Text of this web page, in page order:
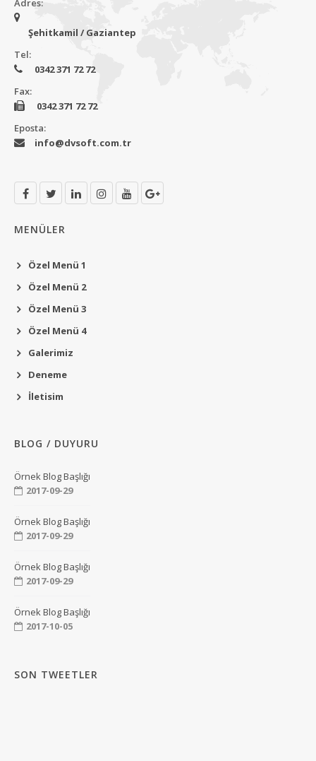
Adres:
Şehitkamil / Gaziantep
Tel:
0342 371 72 72
Fax:
0342 371 72 72
Eposta:
info@dvsoft.com.tr
MENÜLER
Özel Menü 1
Özel Menü 2
Özel Menü 3
Özel Menü 4
Galerimiz
Deneme
İletisim
BLOG / DUYURU
Örnek Blog Başlığı
2017-09-29
Örnek Blog Başlığı
2017-09-29
Örnek Blog Başlığı
2017-09-29
Örnek Blog Başlığı
2017-10-05
SON TWEETLER